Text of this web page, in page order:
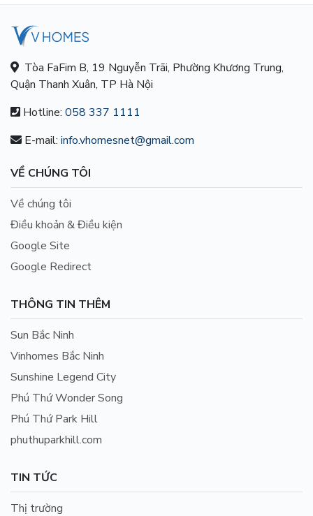
Tòa FaFim B, 19 Nguyễn Trãi, Phường Khương Trung,
Quận Thanh Xuân, TP Hà Nội
Hotline: 058 337 1111
E-mail: info.vhomesnet@gmail.com
VỀ CHÚNG TÔI
Về chúng tôi
Điều khoản & Điều kiện
Google Site
Google Redirect
THÔNG TIN THÊM
Sun Bắc Ninh
Vinhomes Bắc Ninh
Sunshine Legend City
Phú Thứ Wonder Song
Phú Thứ Park Hill
phuthuparkhill.com
TIN TỨC
Thị trường